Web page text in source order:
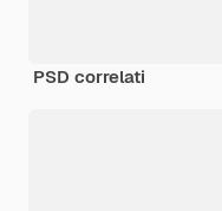
PSD correlati